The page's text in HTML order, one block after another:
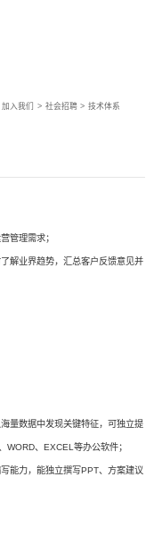
加入我们 > 社会招聘 > 技术体系
管理需求；
解业界趋势，汇总客户反馈意见并
量数据中发现关键特征，可独立提
WORD、EXCEL等办公软件；
能力，能独立撰写PPT、方案建议